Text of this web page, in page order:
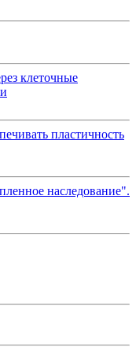
клеточные
пластичность
наследование".